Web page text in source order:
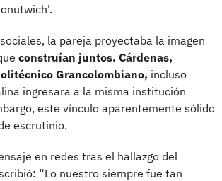
la pareja proyectaba la imagen
construían juntos. Cárdenas,
Grancolombiano, incluso
ingresara a la misma institución
este vínculo aparentemente sólido
escrutinio.
en redes tras el hallazgo del
“Lo nuestro siempre fue tan